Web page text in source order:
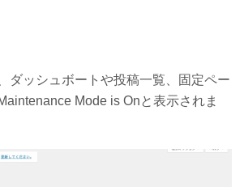
ダッシュボートや投稿一覧、固定ペー
Mode is Onと表示されま